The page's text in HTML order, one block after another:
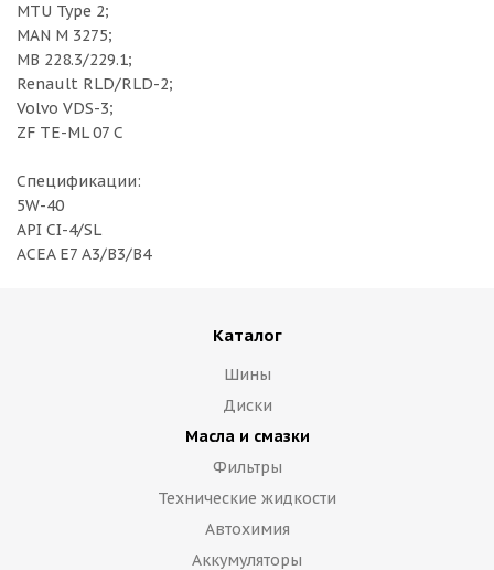
MTU Type 2;
MAN M 3275;
MB 228.3/229.1;
Renault RLD/RLD-2;
Volvo VDS-3;
ZF TE-ML 07 C
Спецификации:
5W-40
API CI-4/SL
ACEA E7 A3/B3/B4
Каталог
Шины
Диски
Масла и смазки
Фильтры
Технические жидкости
Автохимия
Аккумуляторы